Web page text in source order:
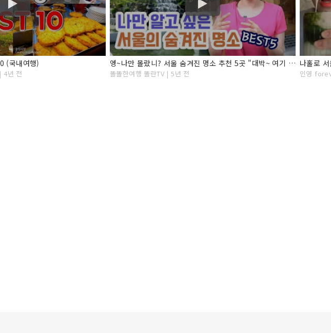
(국내여행)
년 전
엥~나만 몰랐니? 서울 숨겨진 명소 추천 5곳 "대박~ 여기 이런곳이 있었어??"
똘똘한여행 똘란TV | 5년 전
나홀로
인영